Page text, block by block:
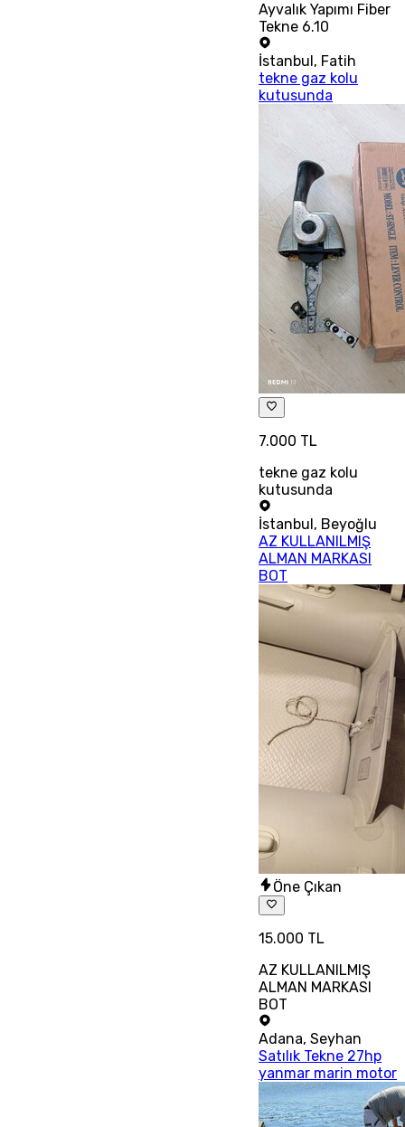
Ayvalık Yapımı Fiber
Tekne 6.10
İstanbul , Fatih
tekne gaz kolu
kutusunda
7.000 TL
tekne gaz kolu
kutusunda
İstanbul, Beyoğlu
AZ KULLANILMIŞ
ALMAN MARKASI
BOT
Öne Çıkan
15.000 TL
AZ KULLANILMIŞ
ALMAN MARKASI
BOT
Adana,Seyhan
Satılık Tekne 27hp
yanmar marin motor